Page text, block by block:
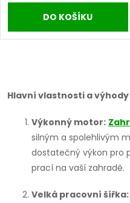
DO KOŠÍKU
v
Hlavní vlastnosti a výhody
Výkonný motor:
silným a spolehlivým
dostatečný výkon pro
prací na vaší zahradě.
Velká pracovní šířka: